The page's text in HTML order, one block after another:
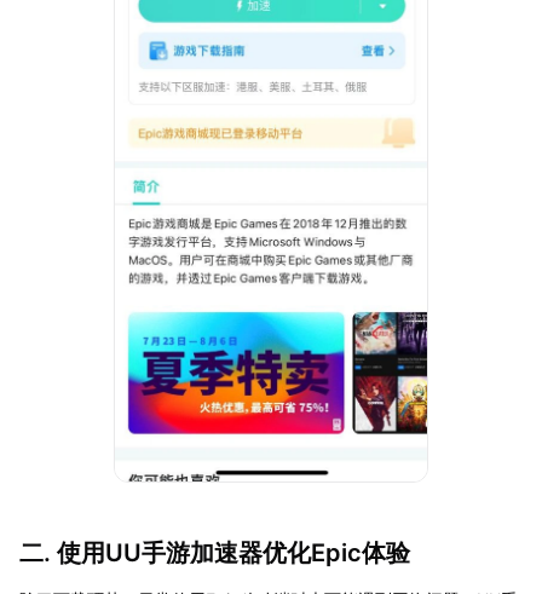
二. 使用UU手游加速器优化Epic体验